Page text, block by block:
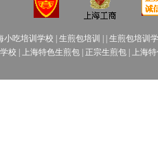
小吃培训学校 生煎包培训
生煎包培训
校 上海特色生煎包 正宗生煎包 上海